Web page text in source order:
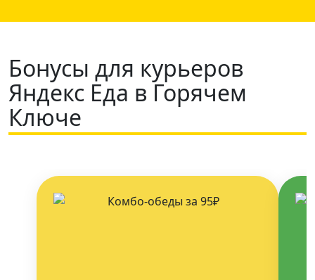
Бонусы для курьеров
Яндекс Еда в Горячем
Ключе